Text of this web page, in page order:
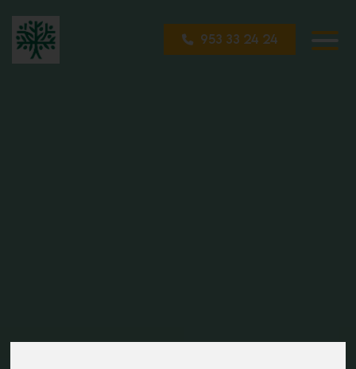
953 33 24 24